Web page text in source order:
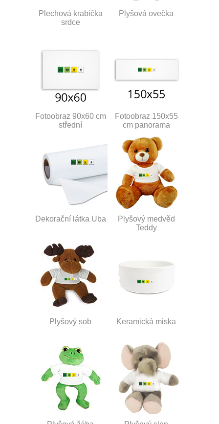
Plechová krabička
srdce
Plyšová ovečka
Fotoobraz 90x60 cm
střední
Fotoobraz 150x55
cm panorama
Dekorační látka Uba
Plyšový medvěd
Teddy
Plyšový sob Keramická miska